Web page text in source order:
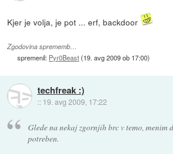
Kjer je volja, je pot ... erf, backdoor
Zgodovina sprememb…
spremenil: Pyr0Beast(19. avg 2009 ob 17:00)
techfreak :)
:: 19. avg 2009, 17:22
Glede na nekaj zgornjih brc v temo, menim
potreben.